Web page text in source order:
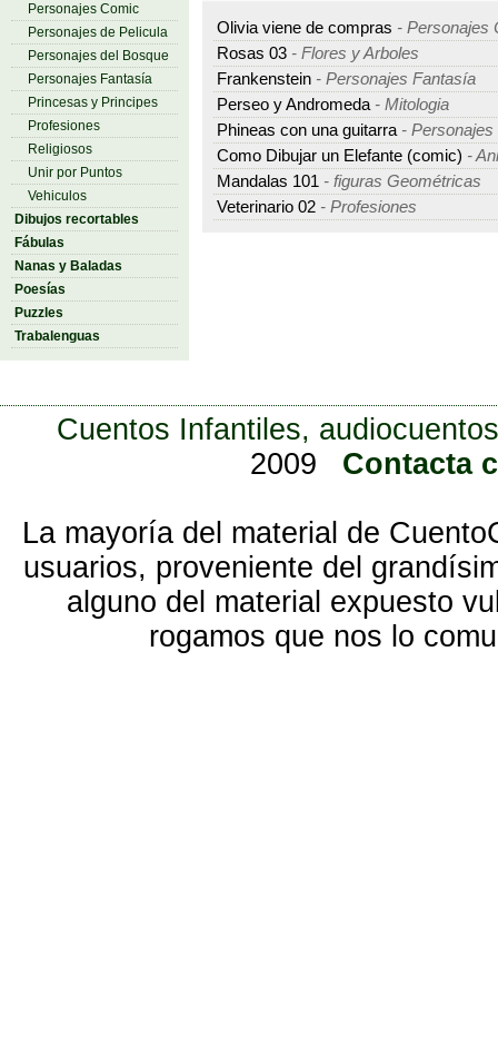
Personajes Comic
Personajes de Pelicula
Personajes del Bosque
Personajes Fantasía
Princesas y Principes
Profesiones
Religiosos
Unir por Puntos
Vehiculos
Dibujos recortables
Fábulas
Nanas y Baladas
Poesías
Puzzles
Trabalenguas
Olivia viene de compras - Personajes
Rosas 03 - Flores y Arboles
Frankenstein - Personajes Fantasía
Perseo y Andromeda - Mitologia
Phineas con una guitarra -
Como Dibujar un Elefante (comic) -
Mandalas 101 - figuras Geométricas
Veterinario 02 - Profesiones
Cuentos Infantiles,
2009
Contacta
La mayoría del material de
usuarios, proveniente del
alguno del material expuesto
rogamos que nos lo